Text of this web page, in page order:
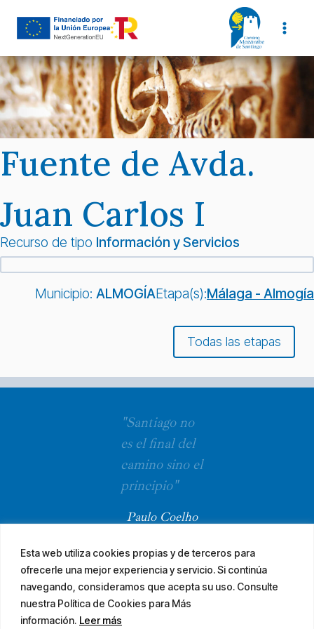
Esta web utiliza cookies propias y de terceros para
ofrecerle una mejor experiencia y servicio. Si continúa
navegando, consideramos que acepta su uso. Consulte
nuestra Política de Cookies para Más
información. Leer más
Fuente de Avda.
Juan Carlos I
Recurso de tipo Información y Servicios
Municipio: ALMOGÍAEtapa(s):Málaga - Almogía
Todas las etapas
"Santiago no
es el final del
camino sino el
principio"
Paulo Coelho